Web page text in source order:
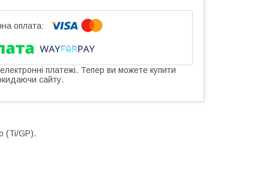
платежі. Тепер ви можете купити
сайту.
(Ti/GP).